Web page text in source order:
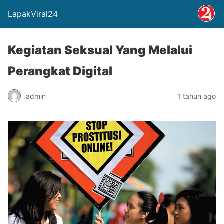
LapakViral24
Kegiatan Seksual Yang Melalui
Perangkat Digital
admin 1 tahun ago